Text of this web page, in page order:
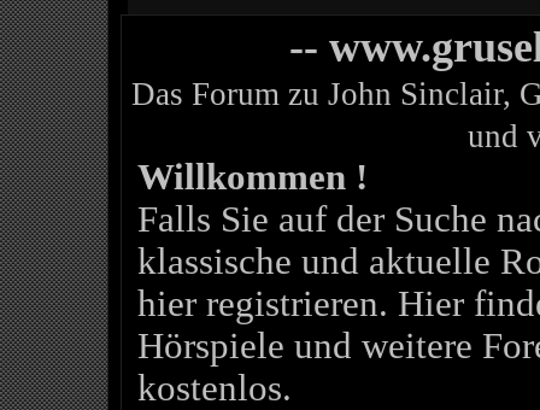
--
Das Forum zu John Sinclair,
und
Willkommen !
Falls Sie auf der Suche
klassische und aktuelle
hier registrieren. Hier
Hörspiele und weitere
kostenlos.